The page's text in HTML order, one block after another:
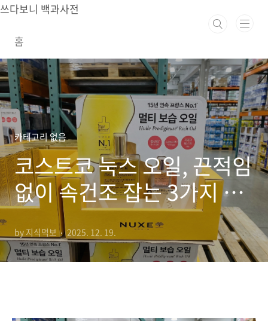
본문 바로가기
쓰다보니 백과사전
홈
카테고리 없음
코스트코 눅스 오일, 끈적임
없이 속건조 잡는 3가지 꿀
팁 (리치 vs 오리지널)
by 지식먹보 2025. 12. 19.